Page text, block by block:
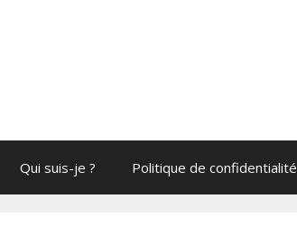
Qui suis-je ? Politique de confidentialité